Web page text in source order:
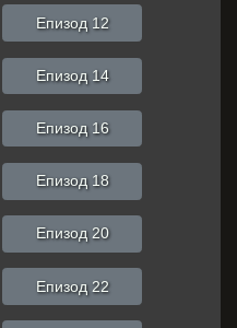
Епизод 12
Епизод 14
Епизод 16
Епизод 18
Епизод 20
Епизод 22